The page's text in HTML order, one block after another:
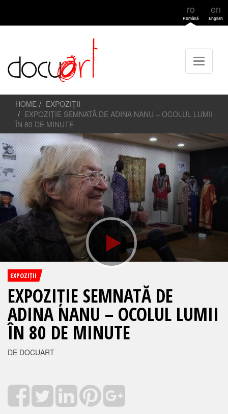
ro
Română
en
English
HOME
EXPOZIȚII
EXPOZIȚIE SEMNATĂ DE ADINA NANU – OCOLUL LUMII
ÎN 80 DE MINUTE
EXPOZIȚII
EXPOZIȚIE SEMNATĂ DE
ADINA NANU – OCOLUL LUMII
ÎN 80 DE MINUTE
DE DOCUART